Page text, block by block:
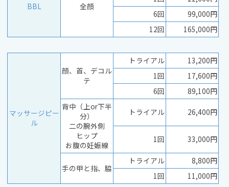
BBL 全顔
6回
99,000円
12回
165,000円
マッサージピー
ル
顔、首、デコル
テ
トライアル
13,200円
1回
17,600円
6回
89,100円
背中（上or下半
分）
二の腕外側
ヒップ
お腹の妊娠線
トライアル 26,400円
1回 33,000円
手の甲と指、脇
トライアル
8,800円
1回
11,000円